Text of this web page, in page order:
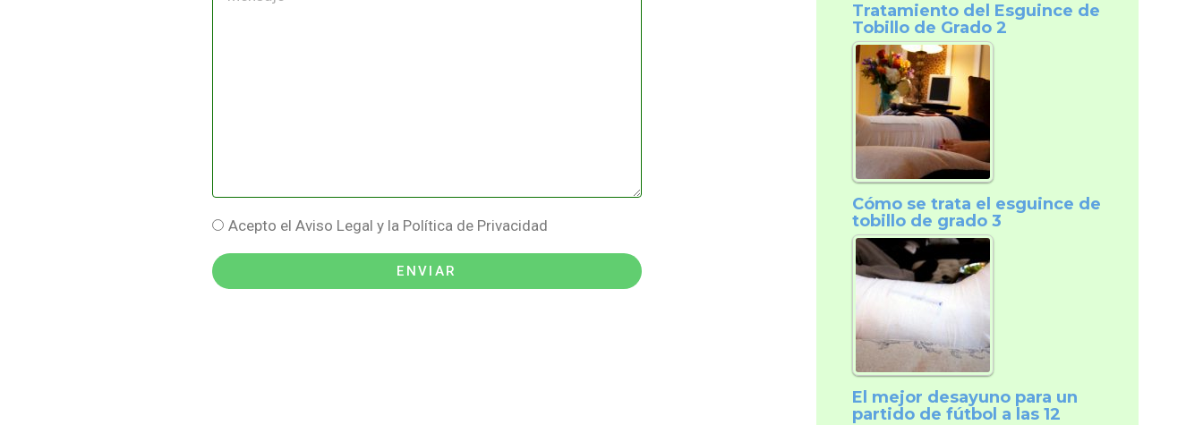
Acepto el Aviso Legal y la Política de Privacidad
ENVIAR
Tratamiento del Esguince de
Tobillo de Grado 2
Cómo se trata el esguince de
tobillo de grado 3
El mejor desayuno para un
partido de fútbol a las 12